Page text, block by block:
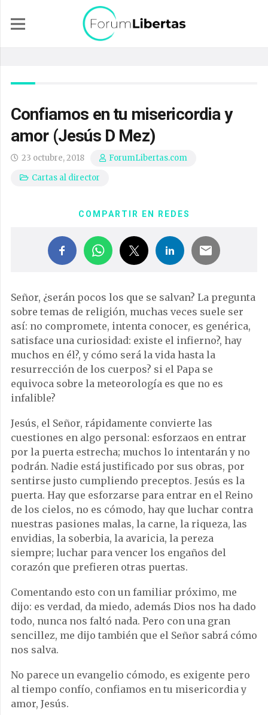
Confiamos en tu misericordia y
amor (Jesús D Mez)
23 octubre, 2018
ForumLibertas.com
Cartas al director
COMPARTIR EN REDES
Señor, ¿serán pocos los que se salvan? La pregunta
sobre temas de religión, muchas veces suele ser
así: no compromete, intenta conocer, es genérica,
satisface una curiosidad: existe el infierno?, hay
muchos en él?, y cómo será la vida hasta la
resurrección de los cuerpos? si el Papa se
equivoca sobre la meteorología es que no es
infalible?
Jesús, el Señor, rápidamente convierte las
cuestiones en algo personal: esforzaos en entrar
por la puerta estrecha; muchos lo intentarán y no
podrán. Nadie está justificado por sus obras, por
sentirse justo cumpliendo preceptos. Jesús es la
puerta. Hay que esforzarse para entrar en el Reino
de los cielos, no es cómodo, hay que luchar contra
nuestras pasiones malas, la carne, la riqueza, las
envidias, la soberbia, la avaricia, la pereza
siempre; luchar para vencer los engaños del
corazón que prefieren otras puertas.
Comentando esto con un familiar próximo, me
dijo: es verdad, da miedo, además Dios nos ha dado
todo, nunca nos faltó nada. Pero con una gran
sencillez, me dijo también que el Señor sabrá cómo
nos salva.
No parece un evangelio cómodo, es exigente pero
al tiempo confío, confiamos en tu misericordia y
amor, Jesús.